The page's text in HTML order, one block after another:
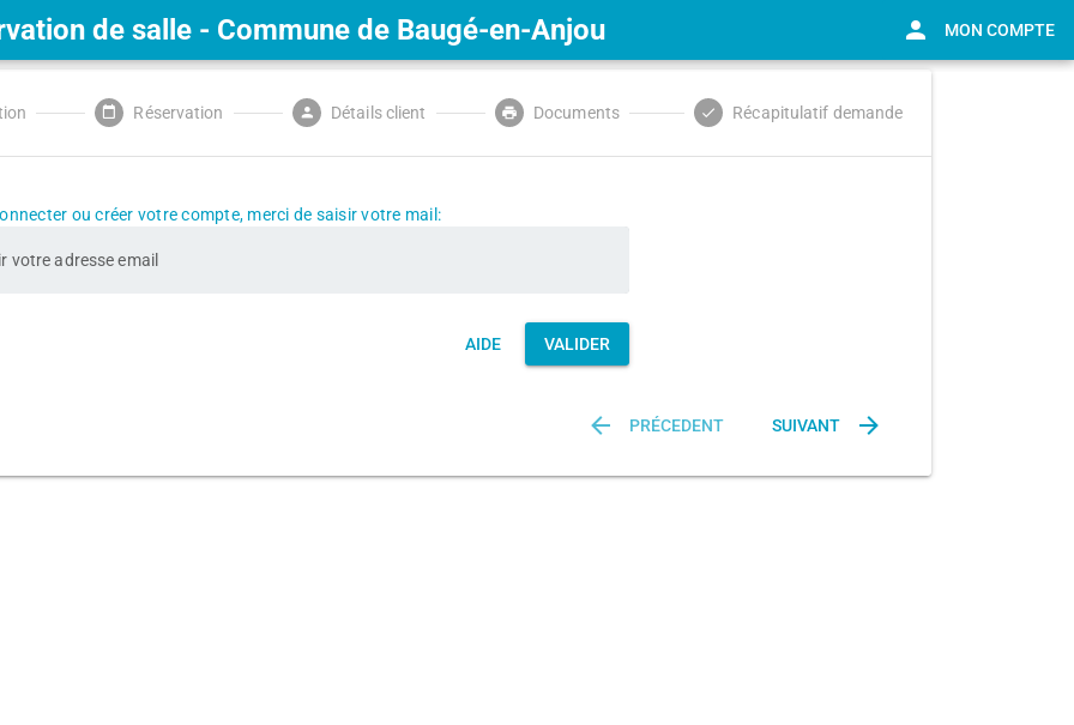
de salle - Commune de Baugé-en-Anjou MON COMPTE
Réservation Détails client print Documents done Récapitulatif demande
ou créer votre compte, merci de saisir votre mail:
AIDE VALIDER
PRÉCEDENT SUIVANT